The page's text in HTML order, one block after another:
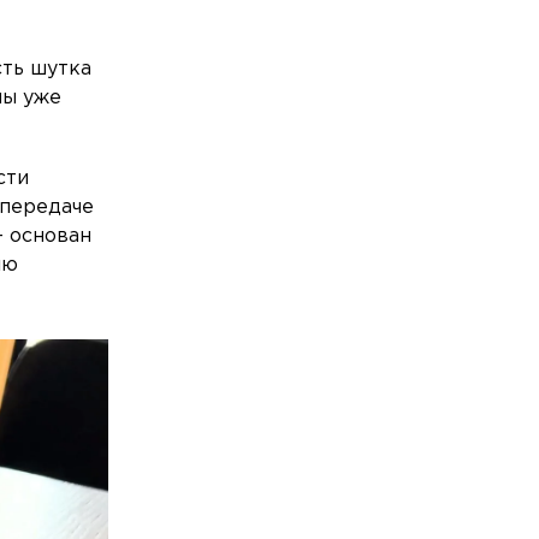
шутка
уже
основан